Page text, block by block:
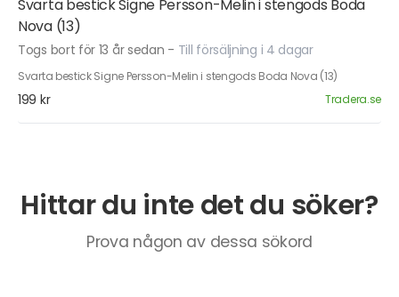
Svarta bestick Signe Persson-Melin i stengods Boda
Nova (13)
Togs bort för 13 år sedan - Till försäljning i 4 dagar
Svarta bestick Signe Persson-Melin i stengods Boda Nova (13)
199 kr Tradera.se
Hittar du inte det du söker?
Prova någon av dessa sökord